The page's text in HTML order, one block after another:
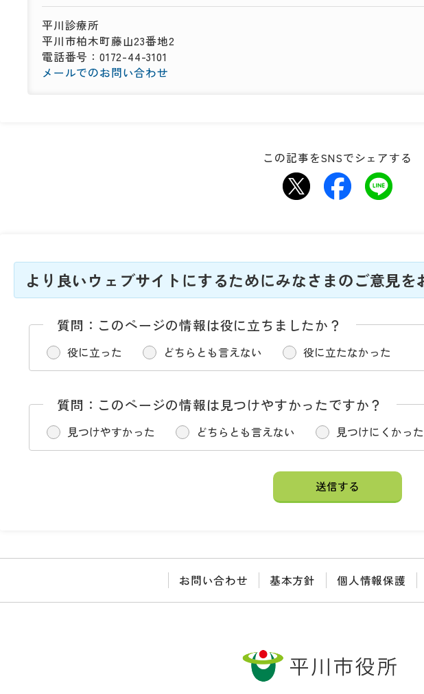
平川診療所
平川市柏木町藤山23番地2
電話番号：0172-44-3101
メールでのお問い合わせ
この記事をSNSでシェアする
より良いウェブサイトにするためにみなさまのご意見を
質問：このページの情報は役に立ちましたか？
役に立った どちらとも言えない 役に立たなかった
質問：このページの情報は見つけやすかったですか？
見つけやすかった どちらとも言えない 見つけにくかった
お問い合わせ 基本方針 個人情報保護